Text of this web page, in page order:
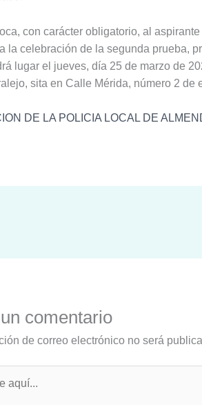
con carácter obligatorio, al
la celebración de la segunda prueba,
lugar el jueves, día 25 de marzo de
sita en Calle Mérida, número 2 de
DE LA POLICIA LOCAL DE
comentario
de correo electrónico no será